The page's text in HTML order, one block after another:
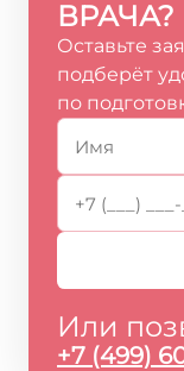
ВРАЧА?
Оставьте
подберёт
по
Или
+7 (499)